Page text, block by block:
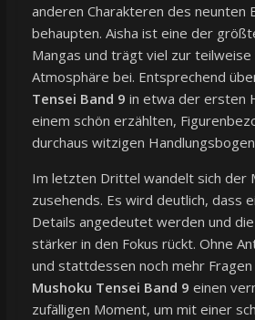
anderen Charakteren des neunten
behaupten. Aisha ist eine der
Mangas und trägt viel zur
Atmosphäre bei. Entsprechend
Tensei Band 9 in etwa der ersten
einem schön erzählten,
durchaus witzigen
Im letzten Drittel wandelt sich der
zusehends. Es wird deutlich, dass
Details angedeutet werden und
stärker in den Fokus rückt. Ohne
und stattdessen noch mehr
Mushoku Tensei Band 9 einen
zufälligen Moment, um mit einer